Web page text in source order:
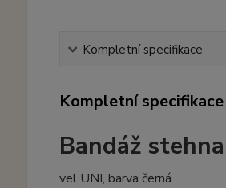
Kompletní specifikace
Kompletní specifikace
Bandáž
vel UNI, barva černá